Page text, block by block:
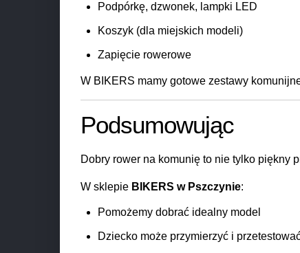
Podpórkę, dzwonek, lampki LED
Koszyk (dla miejskich modeli)
Zapięcie rowerowe
W BIKERS mamy gotowe zestawy
Podsumowując
Dobry rower na komunię to nie tylko piękny
W sklepie BIKERS w Pszczynie:
Pomożemy dobrać idealny model
Dziecko może przymierzyć i